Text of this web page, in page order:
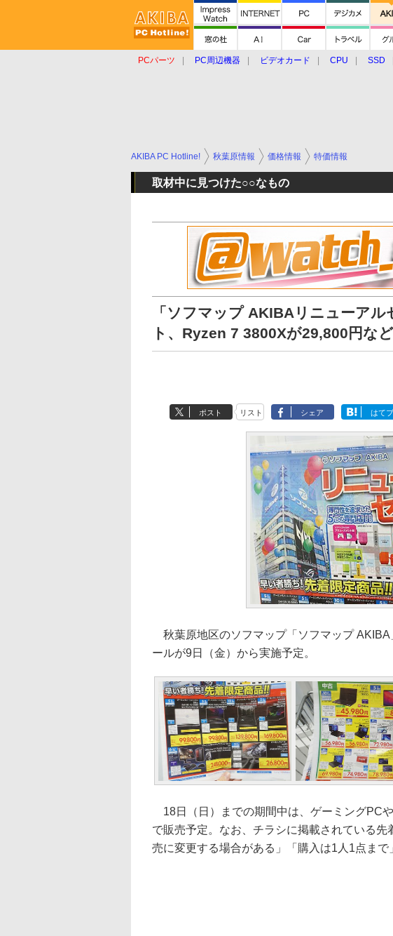
PCパーツ PC周辺機器 ビデオカード CPU SSD
AKIBA PC Hotline! 秋葉原情報 価格情報 特価情報
取材中に見つけた○○なもの
「ソフマップ AKIBAリニューア
ト、Ryzen 7 3800Xが29,800円など
ポスト リスト シェア はてブ
秋葉原地区のソフマップ「ソフマップ
ールが9日（金）から実施予定。
18日（日）までの期間中は、ゲーミングPC
で販売予定。なお、チラシに掲載されている
売に変更する場合がある」「購入は1人1点まで